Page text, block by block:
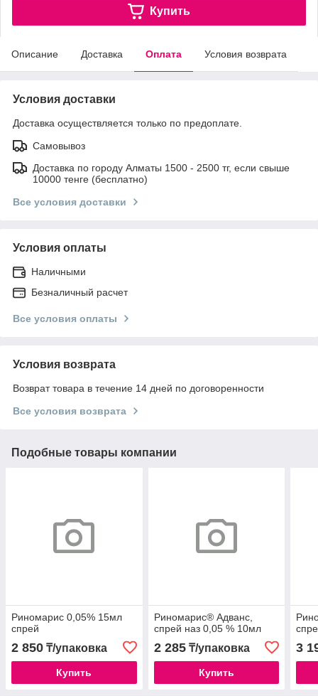
Купить
Описание Доставка Оплата Условия возврата
Условия доставки
Доставка осуществляется только по предоплате.
Самовывоз
Доставка по городу Алматы 1500 - 2500 тг, если свыше
10000 тенге (бесплатно)
Все условия доставки
Условия оплаты
Наличными
Безналичный расчет
Все условия оплаты
Условия возврата
Возврат товара в течение 14 дней по договоренности
Все условия возврата
Подобные товары компании
Риномарис 0,05% 15мл
спрей
2 850 ₸/упаковка
Купить
Риномарис® Адванс,
спрей наз 0,05 % 10мл
2 285₸/упаковка
Купить
3